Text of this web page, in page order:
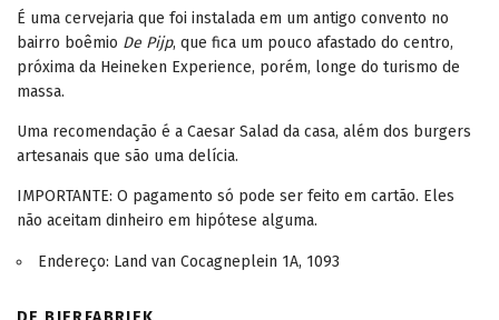
É uma cervejaria que foi instalada em um antigo convento no
bairro boêmio De Pijp, que fica um pouco afastado do centro,
próxima da Heineken Experience, porém, longe do turismo de
massa.
Uma recomendação é a Caesar Salad da casa, além dos burgers
artesanais que são uma delícia.
IMPORTANTE: O pagamento só pode ser feito em cartão. Eles
não aceitam dinheiro em hipótese alguma.
Endereço: Land van Cocagneplein 1A, 1093